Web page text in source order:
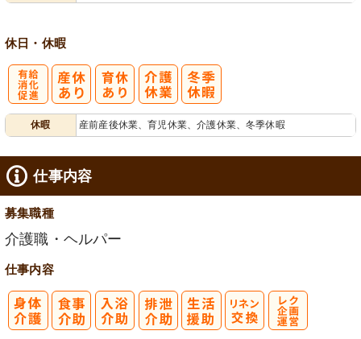
休日・休暇
休暇 産前産後休業、育児休業、介護休業、冬季休暇
仕事内容
募集職種
介護職・ヘルパー
仕事内容